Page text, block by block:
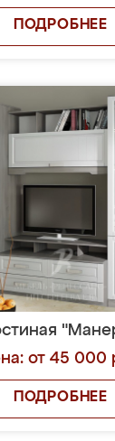
ПОДРОБНЕЕ
от 45 000
ПОДРОБНЕЕ